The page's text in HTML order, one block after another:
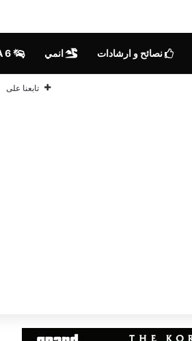
نصائح و ارشادات انمي
تابعنا على